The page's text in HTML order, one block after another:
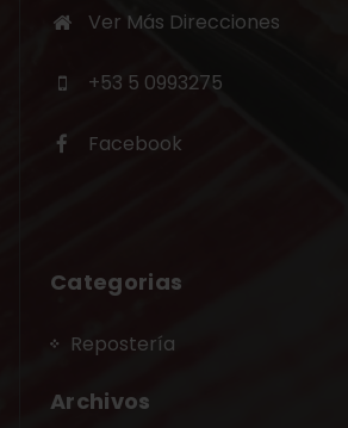
Ver Más Direcciones
+53 5 0993275
Facebook
Categorias
Repostería
Archivos